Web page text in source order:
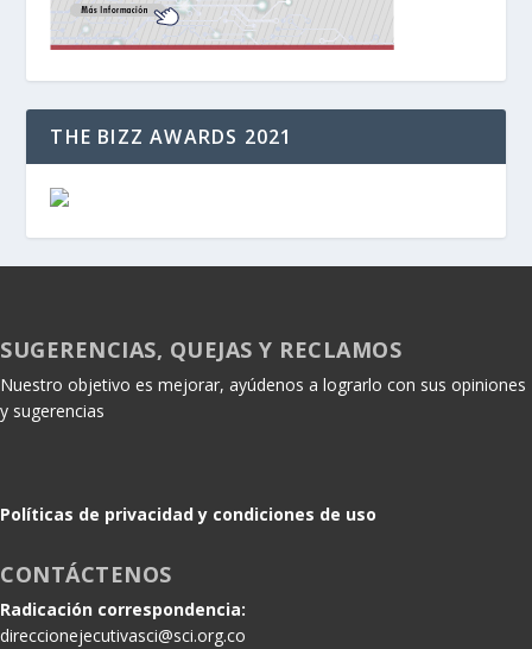
THE BIZZ AWARDS 2021
SUGERENCIAS, QUEJAS Y RECLAMOS
Nuestro objetivo es mejorar, ayúdenos a lograrlo con sus opiniones
y sugerencias
Políticas de privacidad y condiciones de uso
CONTÁCTENOS
Radicación correspondencia:
direccionejecutivasci@sci.org.co